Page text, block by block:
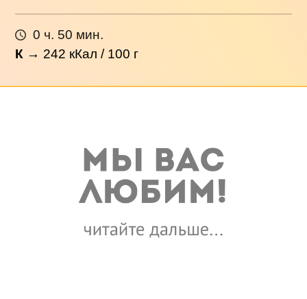
0 ч. 50 мин.
К → 242 кКал / 100 г